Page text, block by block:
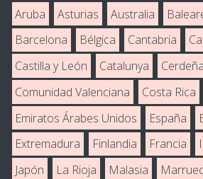
Aruba
Asturias Australia
Barcelona
Bélgica Cantabria
Castilla y León
Catalunya Cerdeña
Comunidad Valenciana
Costa Rica
Emiratos Árabes Unidos
España
Extremadura
Finlandia Francia
Japón
La Rioja Malasia